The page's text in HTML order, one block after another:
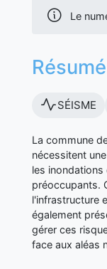
Le
Résumé
SÉISME
La commune
nécessitent
les
préoccupants.
l'infrastructure
également
gérer ces
face aux aléas